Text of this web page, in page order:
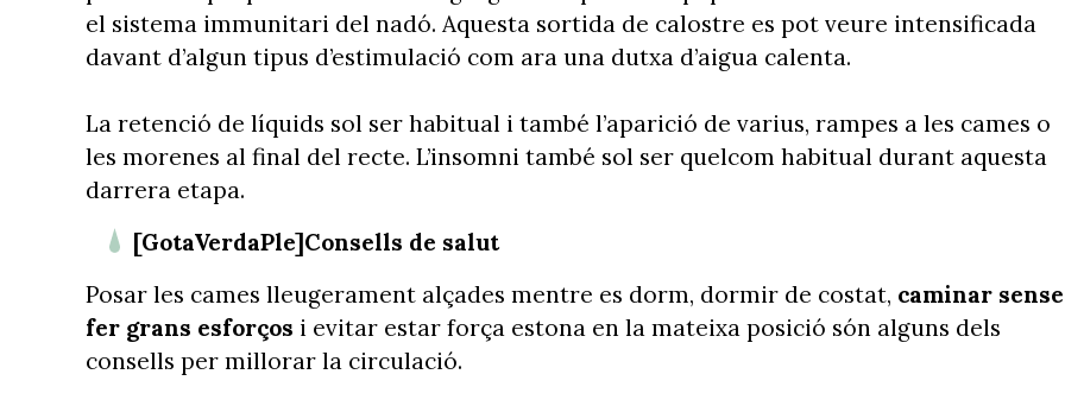
el sistema immunitari del nadó. Aquesta sortida de calostre es pot veure intensificada
davant d’algun tipus d’estimulació com ara una dutxa d’aigua calenta.
La retenció de líquids sol ser habitual i també l’aparició de varius, rampes a les cames o
les morenes al final del recte. L’insomni també sol ser quelcom habitual durant aquesta
darrera etapa.
[GotaVerdaPle]Consells de salut
Posar les cames lleugerament alçades mentre es dorm, dormir de costat, caminar sense
fer grans esforços i evitar estar força estona en la mateixa posició són alguns dels
consells per millorar la circulació.